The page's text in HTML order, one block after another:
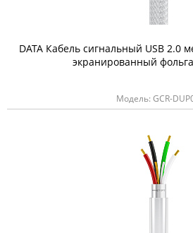
DATA Кабель сигнальный USB 2.0
экранированный
Модель: GCR-